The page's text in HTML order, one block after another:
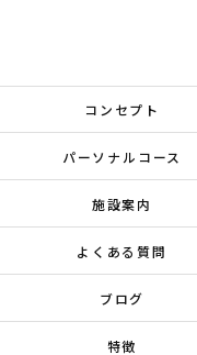
コンセプト
パーソナルコース
施設案内
よくある質問
ブログ
特徴